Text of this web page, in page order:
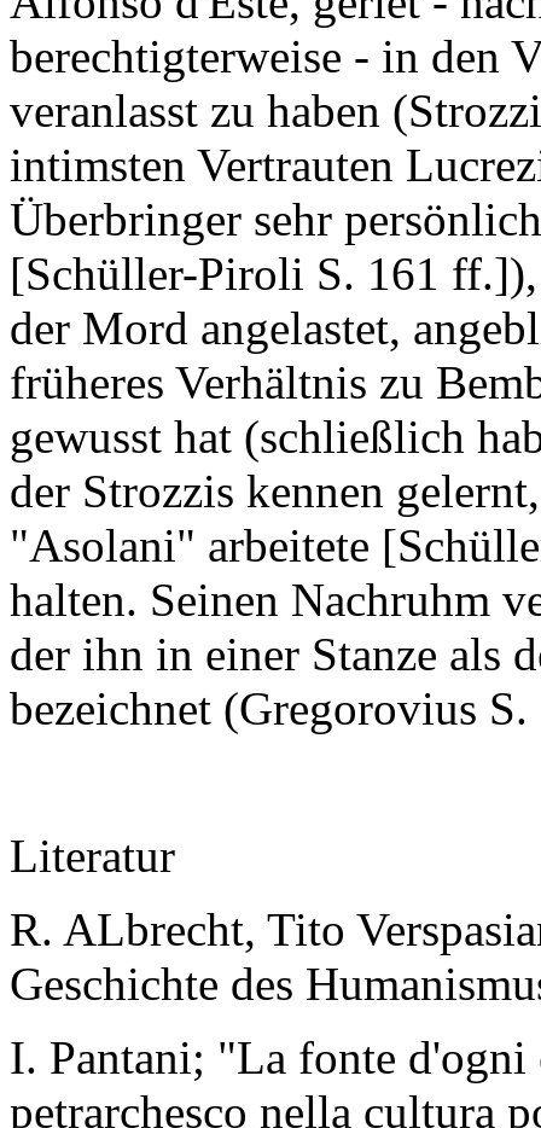
berechtigterweise - in den
veranlasst zu haben
intimsten Vertrauten
Überbringer sehr
[Schüller-Piroli S. 161 ff.]),
der Mord angelastet,
früheres Verhältnis zu
gewusst hat (schließlich
der Strozzis kennen
"Asolani" arbeitete
halten. Seinen Nachruhm
der ihn in einer Stanze als
bezeichnet (Gregorovius
Literatur
R. ALbrecht, Tito
Geschichte des
I. Pantani; "La fonte
petrarchesco nella cultura